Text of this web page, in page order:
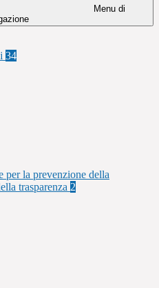
Menu di
34
per la prevenzione della
trasparenza 2